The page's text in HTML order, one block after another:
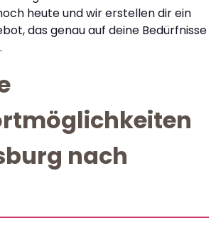
heute und wir erstellen dir ein
das genau auf deine Bedürfnisse
nach